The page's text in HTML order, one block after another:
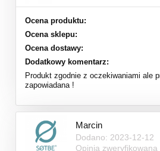
Ocena produktu:
Ocena sklepu:
Ocena dostawy:
Dodatkowy komentarz:
Produkt zgodnie z oczekiwaniami ale
zapowiadana !
Marcin
Dodano: 2023-12-12
Opinia zweryfikowana